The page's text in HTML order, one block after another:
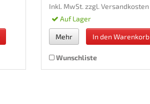
Inkl. MwSt. zzgl. Versandkosten
Auf Lager
Mehr In den Warenkorb
Wunschliste